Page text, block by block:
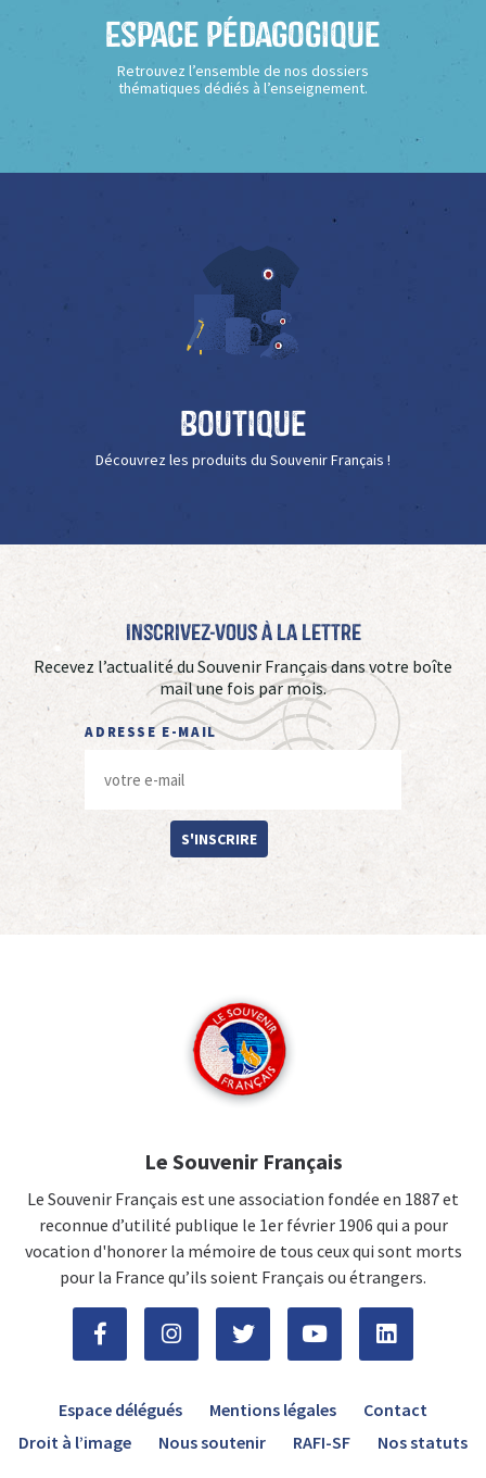
Espace Pédagogique
Retrouvez l’ensemble de nos dossiers
thématiques dédiés à l’enseignement.
Boutique
Découvrez les produits du Souvenir Français !
Inscrivez-vous à La Lettre
Recevez l’actualité du Souvenir Français dans votre boîte
mail une fois par mois.
ADRESSE E-MAIL
S'INSCRIRE
Le Souvenir Français
Le Souvenir Français est une association fondée en 1887 et
reconnue d’utilité publique le 1er février 1906 qui a pour
vocation d'honorer la mémoire de tous ceux qui sont morts
pour la France qu’ils soient Français ou étrangers.
Espace délégués Mentions légales
Contact
Droit à l’image
Nous soutenir RAFI-SF Nos statuts